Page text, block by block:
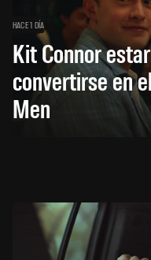
HACE 1 DÍA
Kit Connor
convertirse en
Men